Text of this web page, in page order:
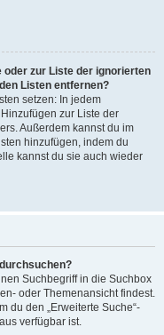
oder zur Liste der ignorierten
Listen entfernen?
setzen: In jedem
zur Liste der
Außerdem kannst du im
hinzufügen, indem du
kannst du sie auch wieder
Suchbegriff in die Suchbox
oder Themenansicht findest.
du den „Erweiterte Suche“-
verfügbar ist.